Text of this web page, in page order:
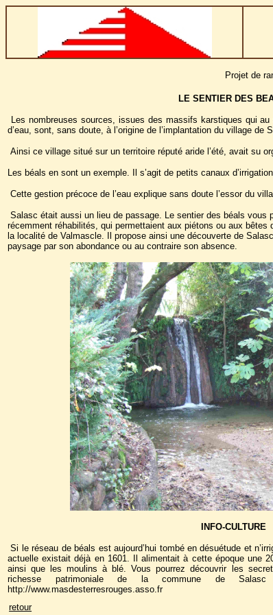
Projet de
LE SENTIER DES
Les nombreuses sources, issues des massifs karstiques qui
d’eau, sont, sans doute, à l’origine de l’implantation du village de
Ainsi ce village situé sur un territoire réputé aride l’été, avait su
Les béals en sont un exemple. Il s’agit de petits canaux
Cette gestion précoce de l’eau explique sans doute l’essor du
Salasc était aussi un lieu de passage. Le sentier des béals vous
récemment réhabilités, qui permettaient aux piétons ou aux
la localité de Valmascle. Il propose ainsi une découverte de
paysage par son abondance ou au contraire son absence.
INFO-CULTURE
Si le réseau de béals est aujourd’hui tombé en désuétude et
actuelle existait déjà en 1601. Il alimentait à cette époque une
ainsi que les moulins à blé. Vous pourrez découvrir les
richesse patrimoniale de la commune de
http://www.masdesterresrouges.asso.fr
retour